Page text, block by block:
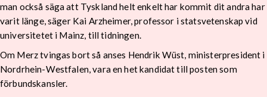
man också säga att Tyskland helt enkelt har kommit dit andra har
varit länge, säger Kai Arzheimer, professor i statsvetenskap vid
universitetet i Mainz, till tidningen.
Om Merz tvingas bort så anses Hendrik Wüst, ministerpresident i
Nordrhein-Westfalen, vara en het kandidat till posten som
förbundskansler.